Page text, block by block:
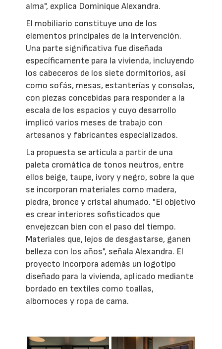
alma", explica Dominique Alexandra.
El mobiliario constituye uno de los
elementos principales de la intervención.
Una parte significativa fue diseñada
específicamente para la vivienda, incluyendo
los cabeceros de los siete dormitorios, así
como sofás, mesas, estanterías y consolas,
con piezas concebidas para responder a la
escala de los espacios y cuyo desarrollo
implicó varios meses de trabajo con
artesanos y fabricantes especializados.
La propuesta se articula a partir de una
paleta cromática de tonos neutros, entre
ellos beige, taupe, ivory y negro, sobre la que
se incorporan materiales como madera,
piedra, bronce y cristal ahumado. "El objetivo
es crear interiores sofisticados que
envejezcan bien con el paso del tiempo.
Materiales que, lejos de desgastarse, ganen
belleza con los años", señala Alexandra. El
proyecto incorpora además un logotipo
diseñado para la vivienda, aplicado mediante
bordado en textiles como toallas,
albornoces y ropa de cama.